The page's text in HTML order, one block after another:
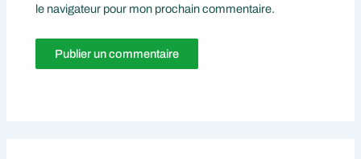
le navigateur pour mon prochain commentaire.